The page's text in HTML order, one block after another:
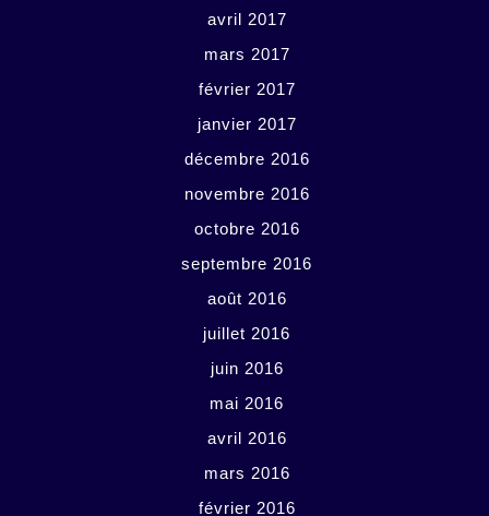
avril 2017
mars 2017
février 2017
janvier 2017
décembre 2016
novembre 2016
octobre 2016
septembre 2016
août 2016
juillet 2016
juin 2016
mai 2016
avril 2016
mars 2016
février 2016